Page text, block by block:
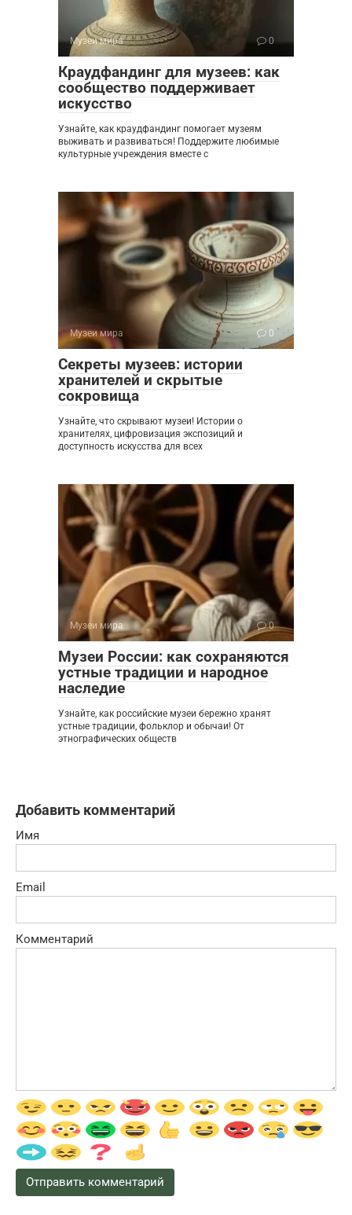
Музеи мира 0
Краудфандинг для музеев: как
сообщество поддерживает
искусство
Узнайте, как краудфандинг помогает музеям
выживать и развиваться! Поддержите любимые
культурные учреждения вместе с
Музеи мира 0
Секреты музеев: истории
хранителей и скрытые
сокровища
Узнайте, что скрывают музеи! Истории о
хранителях, цифровизация экспозиций и
доступность искусства для всех
Музеи мира 0
Музеи России: как сохраняются
устные традиции и народное
наследие
Узнайте, как российские музеи бережно хранят
устные традиции, фольклор и обычаи! От
этнографических обществ
Добавить комментарий
Имя
Email
Комментарий